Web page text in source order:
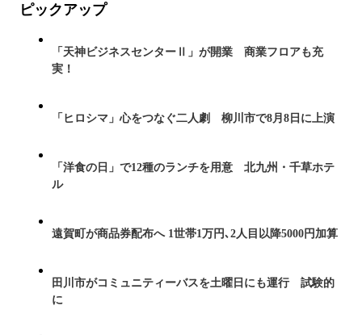
ピックアップ
「天神ビジネスセンターⅡ」が開業 商業フロアも充
実！
「ヒロシマ」心をつなぐ二人劇 柳川市で8月8日に上演
「洋食の日」で12種のランチを用意 北九州・千草ホテ
ル
遠賀町が商品券配布へ 1世帯1万円､2人目以降5000円加算
田川市がコミュニティーバスを土曜日にも運行 試験的
に